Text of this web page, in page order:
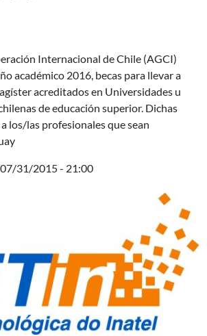
n.o 12270: Programa de becas de
Internacional de Chile (AGCI)
académico 2016, becas para llevar a
acreditados en Universidades u
de educación superior. Dichas
los/las profesionales que sean
31/2015 - 21:00